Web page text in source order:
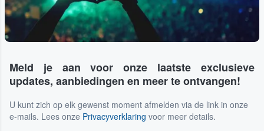
Meld je aan voor onze laatste exclusieve
updates, aanbiedingen en meer te ontvangen!
U kunt zich op elk gewenst moment afmelden via de link in onze
e-mails. Lees onze Privacyverklaring voor meer details.